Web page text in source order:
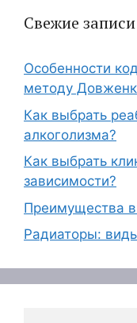
Свежие записи
Особенности
методу
Как выбрать
алкоголизма?
Как выбрать
зависимости?
Преимущества
Радиаторы: